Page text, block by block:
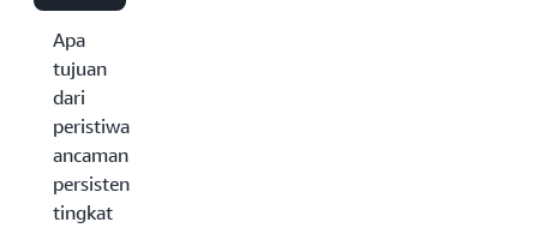
Apa
tujuan
dari
peristiwa
ancaman
persisten
tingkat